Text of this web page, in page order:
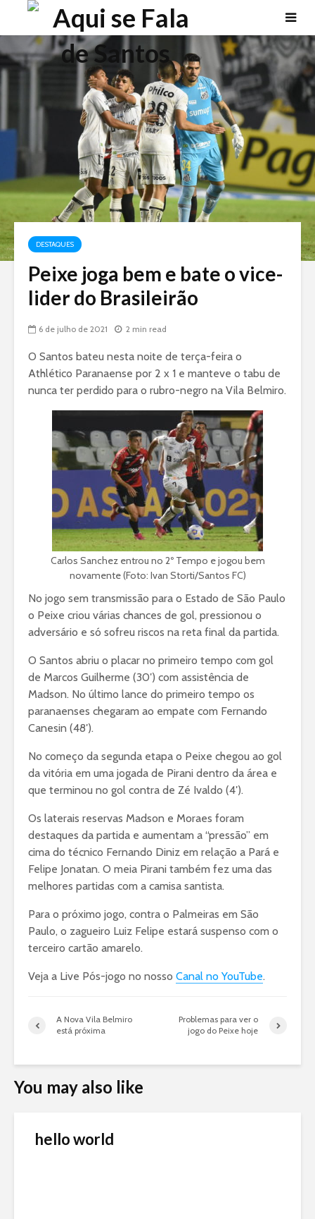
DESTAQUES
Peixe joga bem e bate o vice-
lider do Brasileirão
6 de julho de 2021 2 min read
O Santos bateu nesta noite de terça-feira o
Athlético Paranaense por 2 x 1 e manteve o tabu de
nunca ter perdido para o rubro-negro na Vila Belmiro.
Carlos Sanchez entrou no 2º Tempo e jogou bem
novamente (Foto: Ivan Storti/Santos FC)
No jogo sem transmissão para o Estado de São Paulo
o Peixe criou várias chances de gol, pressionou o
adversário e só sofreu riscos na reta final da partida.
O Santos abriu o placar no primeiro tempo com gol
de Marcos Guilherme (30′) com assistência de
Madson. No último lance do primeiro tempo os
paranaenses chegaram ao empate com Fernando
Canesin (48′).
No começo da segunda etapa o Peixe chegou ao gol
da vitória em uma jogada de Pirani dentro da área e
que terminou no gol contra de Zé Ivaldo (4′).
Os laterais reservas Madson e Moraes foram
destaques da partida e aumentam a “pressão” em
cima do técnico Fernando Diniz em relação a Pará e
Felipe Jonatan. O meia Pirani também fez uma das
melhores partidas com a camisa santista.
Para o próximo jogo, contra o Palmeiras em São
Paulo, o zagueiro Luiz Felipe estará suspenso com o
terceiro cartão amarelo.
Veja a Live Pós-jogo no nosso Canal no YouTube.
A Nova Vila Belmiro
está próxima
Problemas para ver o
jogo do Peixe hoje
You may also like
hello world